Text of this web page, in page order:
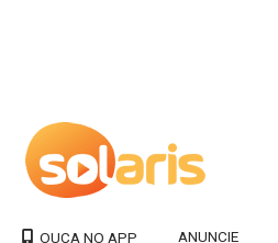
OUÇA NO APP ANUNCIE